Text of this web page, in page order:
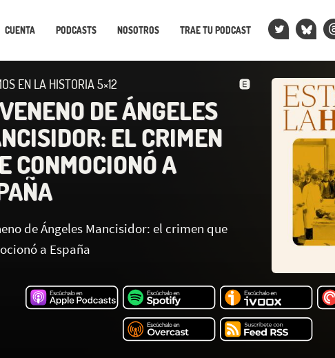
CUENTA PODCASTS NOSOTROS TRAE TU PODCAST
EN LA HISTORIA 5×12
DE ÁNGELES
EL CRIMEN
CONMOCIONÓ A
de Ángeles Mancisidor: el crimen que
a España